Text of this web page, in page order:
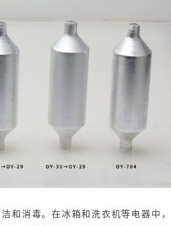
和消毒。在冰箱和洗衣机等电器中，